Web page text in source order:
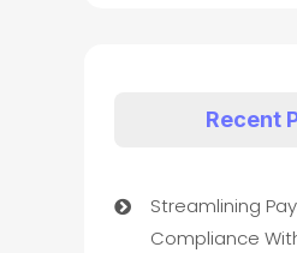
Recent
Streamlining
Compliance